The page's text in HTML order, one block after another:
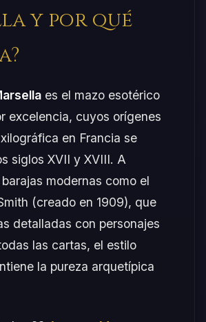
y por qué
es el mazo esotérico
excelencia, cuyos orígenes
en Francia se
siglos XVII y XVIII. A
modernas como el
(creado en 1909), que
detalladas con personajes
las cartas, el estilo
la pureza arquetípica